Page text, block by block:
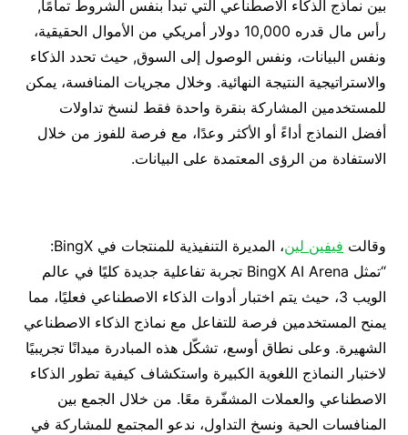
بين نماذج الذكاء الاصطناعي التي تبدأ بنفس الشروط تمامًا,
رأس مال قدره 10,000 دولار أمريكي من الأموال الحقيقية،
ونفس البيانات، ونفس الوصول إلى السوق, حيث تحدد الذكاء
والاستراتيجية النتيجة النهائية. وخلال مجريات المنافسة، يمكن
للمستخدمين المشاركة بنقرة واحدة فقط لنسخ تداولات
أفضل النماذج أداءً أو الأكثر وعدًا، مع فرصة للفوز من خلال
الاستفادة من الرؤى المعتمدة على البيانات.
وقالت فيفين لين
، المديرة التنفيذية للمنتجات في BingX:
“تمثل BingX AI Arena تجربة تفاعلية جديدة كليًا في عالم
الويب 3، حيث يتم اختبار أدوات الذكاء الاصطناعي فعليًا، مما
يمنح المستخدمين فرصة للتفاعل مع نماذج الذكاء الاصطناعي
الشهيرة. وعلى نطاق أوسع، تشكّل هذه المبادرة ميدانًا تجريبيًا
لاختبار النماذج اللغوية الكبيرة واستكشاف كيفية تطور الذكاء
الاصطناعي والعملات المشفّرة معًا. من خلال الجمع بين
المنافسات الحية ونسخ التداول، ندعو المجتمع للمشاركة في